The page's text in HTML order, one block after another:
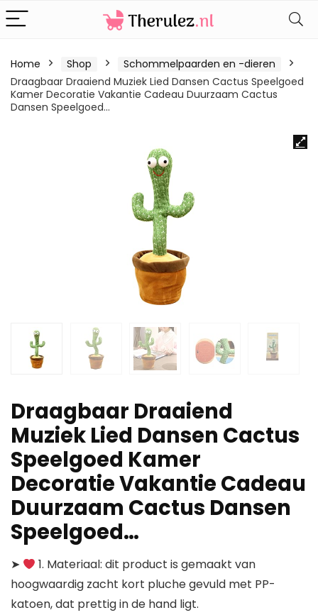
Home Shop
Schommelpaarden en -dieren
Draagbaar Draaiend Muziek Lied Dansen Cactus Speelgoed
Kamer Decoratie Vakantie Cadeau Duurzaam Cactus
Dansen Speelgoed…
Draagbaar Draaiend
Muziek Lied Dansen Cactus
Speelgoed Kamer
Decoratie Vakantie Cadeau
Duurzaam Cactus Dansen
Speelgoed…
➤
1. Materiaal: dit product is gemaakt van
hoogwaardig zacht kort pluche gevuld met PP-
katoen, dat prettig in de hand ligt.